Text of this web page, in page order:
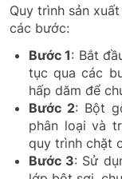
Quy trình sản
các bước:
Bước 1: Bắt
tục qua các
hấp dăm để
Bước 2: Bột
phân loại và
quy trình chặt
Bước 3: Sử